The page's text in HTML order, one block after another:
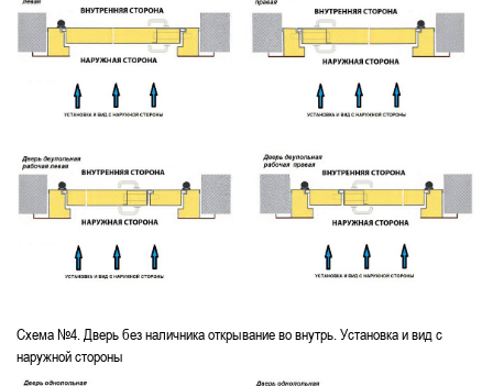
Схема №4. Дверь без наличника открывание во внутрь. Установка и вид с
наружной стороны